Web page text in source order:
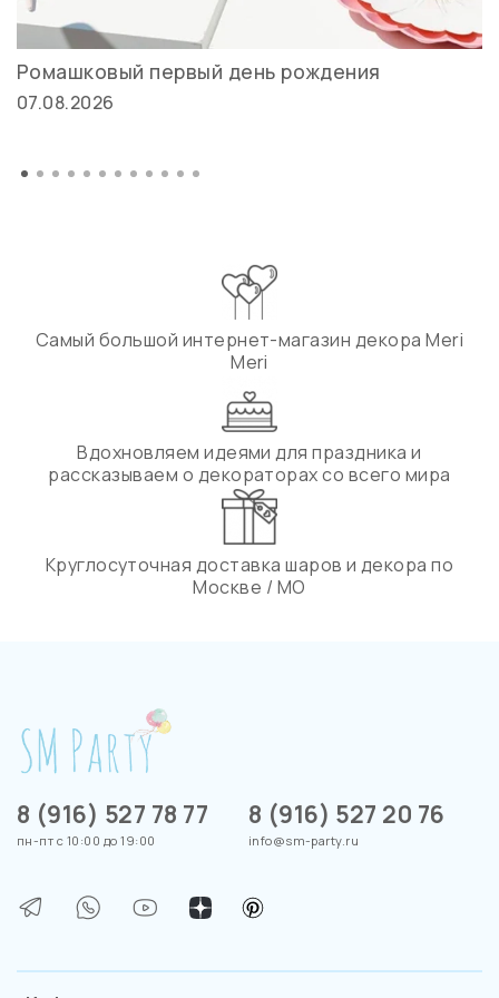
Ромашковый первый день рождения
07.08.2026
Самый большой интернет-магазин декора Meri
Meri
Вдохновляем идеями для праздника и
рассказываем о декораторах со всего мира
Круглосуточная доставка шаров и декора по
Москве / МО
8 (916) 527 78 77
пн-пт с 10:00 до 19:00
8 (916) 527 20 76
info@sm-party.ru